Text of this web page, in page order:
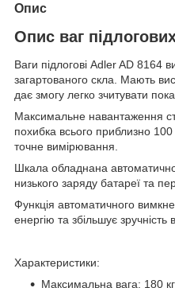
Опис
Опис ваг
Ваги підлогові Adler AD 8164
загартованого скла. Мають
дає змогу легко зчитувати
Максимальне навантаження
похибка всього приблизно
точне вимірювання.
Шкала обладнана
низького заряду батареї та
Функція автоматичного
енергію та збільшує зручність
Характеристики:
Максимальна вага: 180